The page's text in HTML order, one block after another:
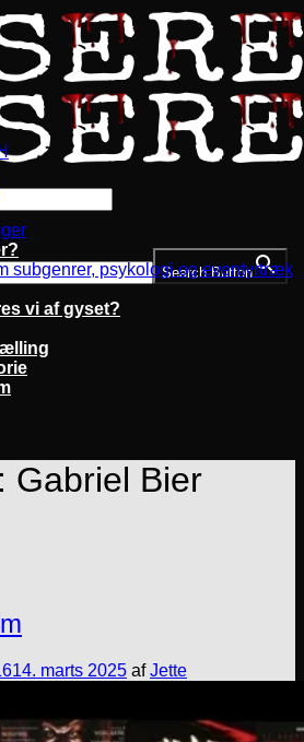
Search Button
subgenrer, psykologi og eventyrtræk
vi af gyset?
Gabriel Bier
14. marts 2025 afJette